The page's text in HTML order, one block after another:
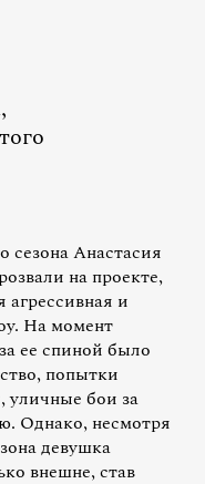
сезона Анастасия
на проекте,
агрессивная и
На момент
ее спиной было
попытки
уличные бои за
Однако, несмотря
девушка
внешне, став